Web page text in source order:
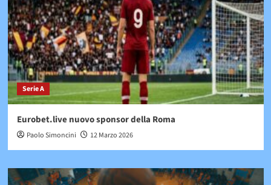
Serie A
Eurobet.live nuovo sponsor della Roma
Paolo Simoncini 12 Marzo 2026